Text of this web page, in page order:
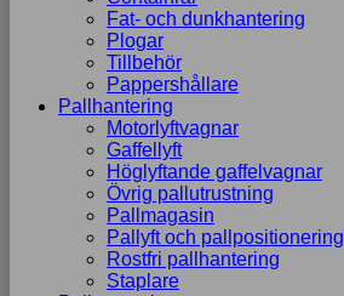
Fat- och dunkhantering
Plogar
Tillbehör
Pappershållare
Pallhantering
Motorlyftvagnar
Gaffellyft
Höglyftande gaffelvagnar
Övrig pallutrustning
Pallmagasin
Pallyft och pallpositionering
Rostfri pallhantering
Staplare